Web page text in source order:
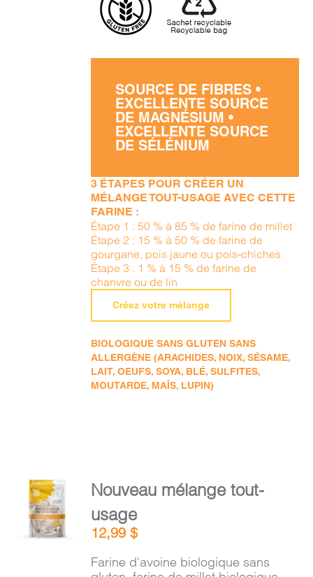
SOURCE DE FIBRES •
EXCELLENTE SOURCE
DE MAGNÉSIUM •
EXCELLENTE SOURCE
DE SÉLÉNIUM
3 ÉTAPES POUR CRÉER UN
MÉLANGE TOUT-USAGE AVEC CETTE
FARINE :
Étape 1 : 50 % à 85 % de farine de millet
Étape 2 : 15 % à 50 % de farine de
gourgane, pois jaune ou pois-chiches
Étape 3 : 1 % à 15 % de farine de
chanvre ou de lin
Créez votre mélange
BIOLOGIQUE SANS GLUTEN SANS
ALLERGÈNE (ARACHIDES, NOIX, SÉSAME,
LAIT, OEUFS, SOYA, BLÉ, SULFITES,
MOUTARDE, MAÏS, LUPIN)
AJOUTER
AU
PANIER
/
DÉTAILS
Nouveau mélange tout-
usage
12,99$
Farine d'avoine biologique sans